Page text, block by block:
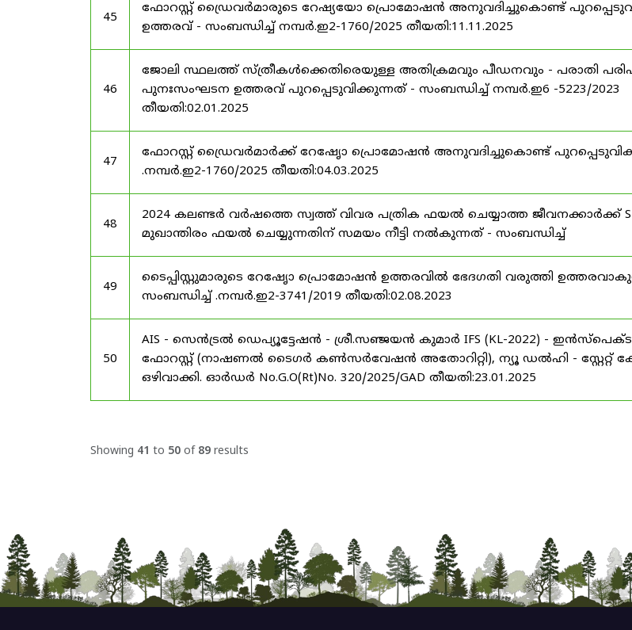
45
ഫോറസ്റ്റ് ഡ്രൈവർമാരുടെ റേഷ്യയോ പ്രൊമോഷൻ അനുവദിച്ചുകൊണ്ട്
ഉത്തരവ് - സംബന്ധിച്ച് നമ്പർ.ഇ2-1760/2025 തീയതി:11.11.2025
46
ജോലി സ്ഥലത്ത് സ്ത്രീകൾക്കെതിരെയുള്ള അതിക്രമവും പീഡനവും - പരാതി
പുനഃസംഘടന ഉത്തരവ് പുറപ്പെടുവിക്കുന്നത് - സംബന്ധിച്ച് നമ്പർ.ഇ6 -5223/2023
തീയതി:02.01.2025
47
ഫോറസ്റ്റ് ഡ്രൈവർമാർക്ക് റേഷേൃാ പ്രൊമോഷൻ അനുവദിച്ചുകൊണ്ട്
.നമ്പർ.ഇ2-1760/2025 തീയതി:04.03.2025
48
2024 കലണ്ടർ വർഷത്തെ സ്വത്ത് വിവര പത്രിക ഫയൽ ചെയ്യാത്ത ജീവനക്കാർക്ക്
മുഖാന്തിരം ഫയൽ ചെയ്യുന്നതിന് സമയം നീട്ടി നൽകുന്നത് - സംബന്ധിച്ച്
49
ടൈപ്പിസ്റ്റുമാരുടെ റേഷേൃാ പ്രൊമോഷൻ ഉത്തരവിൽ ഭേദഗതി വരുത്തി
സംബന്ധിച്ച് .നമ്പർ.ഇ2-3741/2019 തീയതി:02.08.2023
50
AIS - സെൻട്രൽ ഡെപ്യൂട്ടേഷൻ - ശ്രീ.സഞ്ജയൻ കുമാർ IFS (KL-2022) -
ഫോറസ്റ്റ് (നാഷണൽ ടൈഗർ കൺസർവേഷൻ അതോറിറ്റി), ന്യൂ ഡൽഹി - സ്റ്റേറ്റ്
ഒഴിവാക്കി. ഓർഡർ No.G.O(Rt)No. 320/2025/GAD തീയതി:23.01.2025
Showing 41 to 50 of 89 results